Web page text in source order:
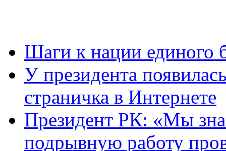
Шаги к нации единого
У президента
страничка в Интернете
Президент РК: «Мы
подрывную работу